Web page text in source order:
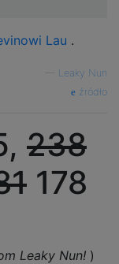
Lau .
Leaky Nun
źródło
238
178
Leaky Nun! )